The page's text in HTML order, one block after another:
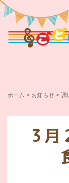
ホーム > お知らせ > 調
3月